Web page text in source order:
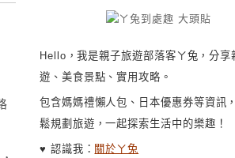
Hello，我是親子旅遊部落客ㄚ兔，分享
遊、美食景點、實用攻略。
包含媽媽禮懶人包、日本優惠券等資訊
鬆規劃旅遊，一起探索生活中的樂趣！
♥ 認識我： 關於ㄚ兔